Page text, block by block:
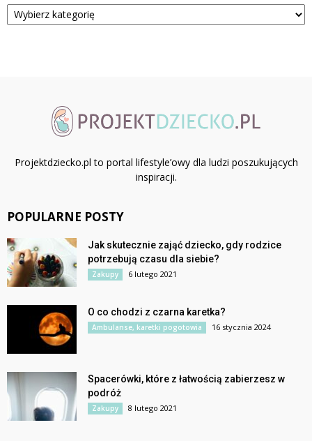
Projektdziecko.pl to portal lifestyle’owy dla ludzi poszukujących
inspiracji.
POPULARNE POSTY
Jak skutecznie zająć dziecko, gdy rodzice
potrzebują czasu dla siebie?
Zakupy 6 lutego 2021
O co chodzi z czarna karetka?
Ambulanse, karetki pogotowia 16 stycznia 2024
Spacerówki, które z łatwością zabierzesz w
podróż
Zakupy 8 lutego 2021